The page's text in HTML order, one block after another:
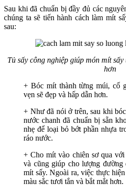
Sau khi đã chuẩn bị đầy đủ các
chúng ta sẽ tiến hành cách làm mít
sau:
Tủ sấy công nghiệp giúp món mít
hơn
+ Bóc mít thành từng múi, cố
vẹn sẽ đẹp và hấp dẫn hơn.
+ Như đã nói ở trên, sau khi
nước chanh đã chuẩn bị sẵn
nhẹ để loại bỏ bớt phần nhựa
ráo nước.
+Cho mít vào chiên sơ qua
và cũng giúp cho lượng
mít sấy. Ngoài ra, việc thực
màu sắc tươi tắn và bắt mắt hơn.